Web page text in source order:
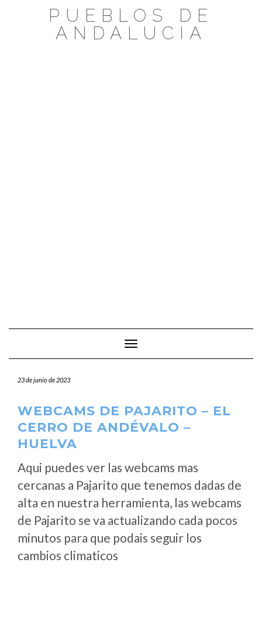
PUEBLOS DE
ANDALUCIA
Cambiar modo de navegación
23 de junio de 2023
WEBCAMS DE PAJARITO – EL
CERRO DE ANDÉVALO –
HUELVA
Aqui puedes ver las webcams mas
cercanas a Pajarito que tenemos dadas de
alta en nuestra herramienta, las webcams
de Pajarito se va actualizando cada pocos
minutos para que podais seguir los
cambios climaticos